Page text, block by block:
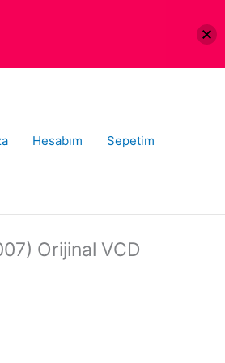
Hesabım Sepetim
Orijinal VCD